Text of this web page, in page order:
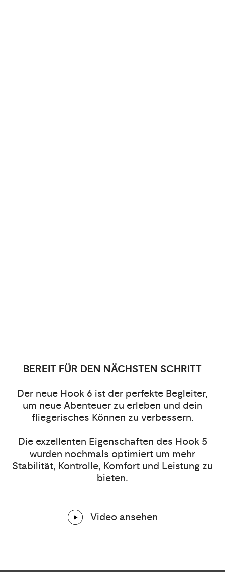
BEREIT FÜR DEN NÄCHSTEN SCHRITT
Der neue Hook 6 ist der perfekte Begleiter,
um neue Abenteuer zu erleben und dein
fliegerisches Können zu verbessern.
Die exzellenten Eigenschaften des Hook 5
wurden nochmals optimiert um mehr
Stabilität, Kontrolle, Komfort und Leistung zu
bieten.
Video ansehen